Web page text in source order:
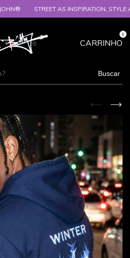
STREET AS INSPIRATION, STYLE AS
CARRINHO
0
Buscar